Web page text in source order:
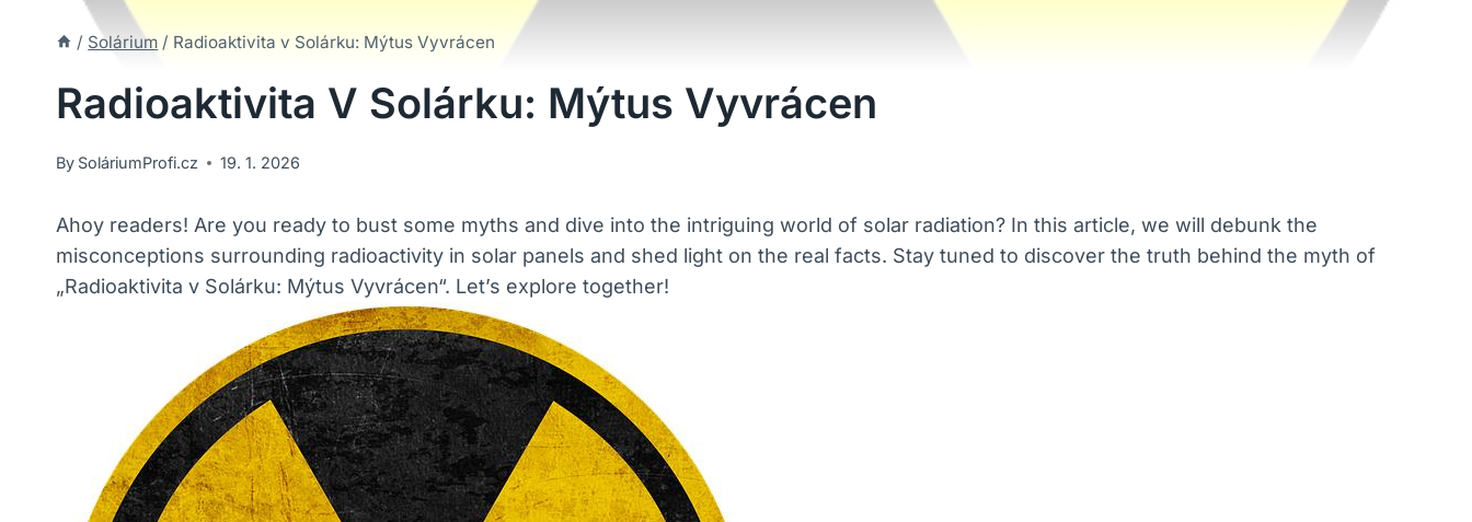
/ Solárium / Radioaktivita v Solárku: Mýtus Vyvrácen
Radioaktivita V Solárku: Mýtus Vyvrácen
By SoláriumProfi.cz 19. 1. 2026
Ahoy readers! Are you ready to bust some myths and dive into the intriguing world of solar radiation? In this article, we will debunk the
misconceptions surrounding radioactivity in solar panels and shed light on the real facts. Stay tuned to discover the truth behind the myth of
„Radioaktivita v Solárku: Mýtus Vyvrácen“. Let’s explore together!